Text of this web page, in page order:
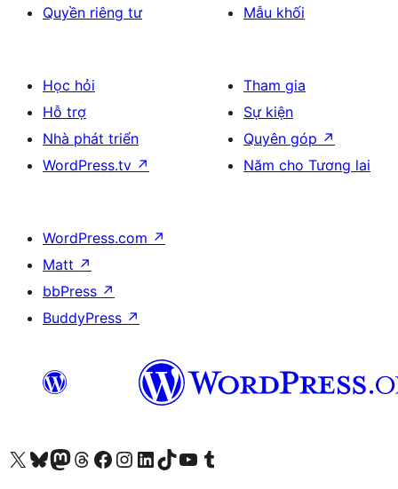
Quyền riêng tư
Mẫu khối
Học hỏi
Hỗ trợ
Nhà phát triển
WordPress.tv ↗
Tham gia
Sự kiện
Quyên góp ↗
Năm cho Tương lai
WordPress.com ↗
Matt ↗
bbPress ↗
BuddyPress ↗
Truy cập tài khoản X (trước đây là Twitter) của chúng tôiVisit our Bluesky account
Visit our Mastodon account
Visit our Threads account
Xem trang Facebook của chúng tôiTruy cập tài khoản Instagram của chúng tôiTruy cập tài khoản LinkedIn của chúng tôiVisit our TikTok account
Truy cập kênh YouTube của chúng tôi Visit our Tumblr account